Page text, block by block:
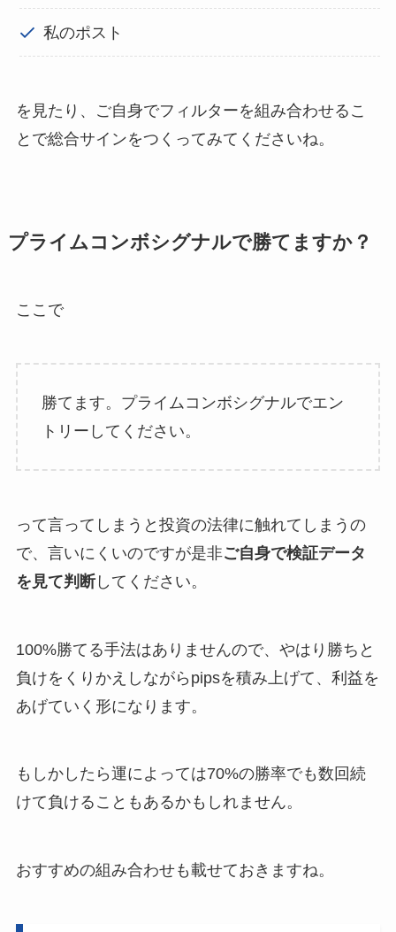
私のポスト
を見たり、ご自身でフィルターを組み合わせるこ
とで総合サインをつくってみてくださいね。
プライムコンボシグナルで勝てますか？
ここで
勝てます。プライムコンボシグナルでエン
トリーしてください。
って言ってしまうと投資の法律に触れてしまうの
で、言いにくいのですが是非ご自身で検証データ
を見て判断してください。
100%勝てる手法はありませんので、やはり勝ちと
負けをくりかえしながらpipsを積み上げて、利益を
あげていく形になります。
もしかしたら運によっては70%の勝率でも数回続
けて負けることもあるかもしれません。
おすすめの組み合わせも載せておきますね。